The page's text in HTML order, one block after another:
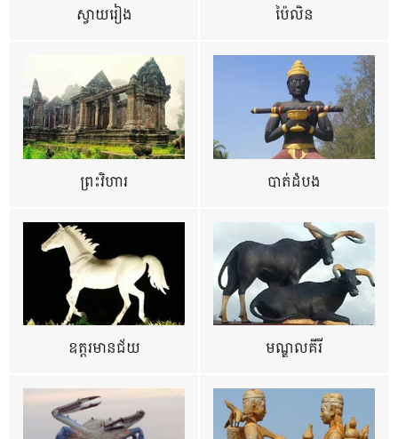
ស្វាយរៀង ប៉ៃលិន
ព្រះវិហារ បាត់ដំបង
ឧត្ដរមានជ័យ មណ្ឌលគីរី